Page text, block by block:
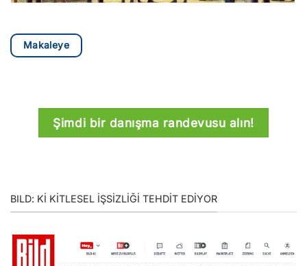
Makaleye
Şimdi bir danışma randevusu alın!
BILD: KI KITLESEL IŞSIZLIĞI TEHDIT EDIYOR